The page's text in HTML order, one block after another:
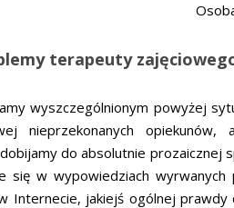
terapeuty
wyszczególnionym powyżej
nieprzekonanych
do absolutnie prozaicznej
się w wypowiedziach
Internecie, jakiejś ogólnej